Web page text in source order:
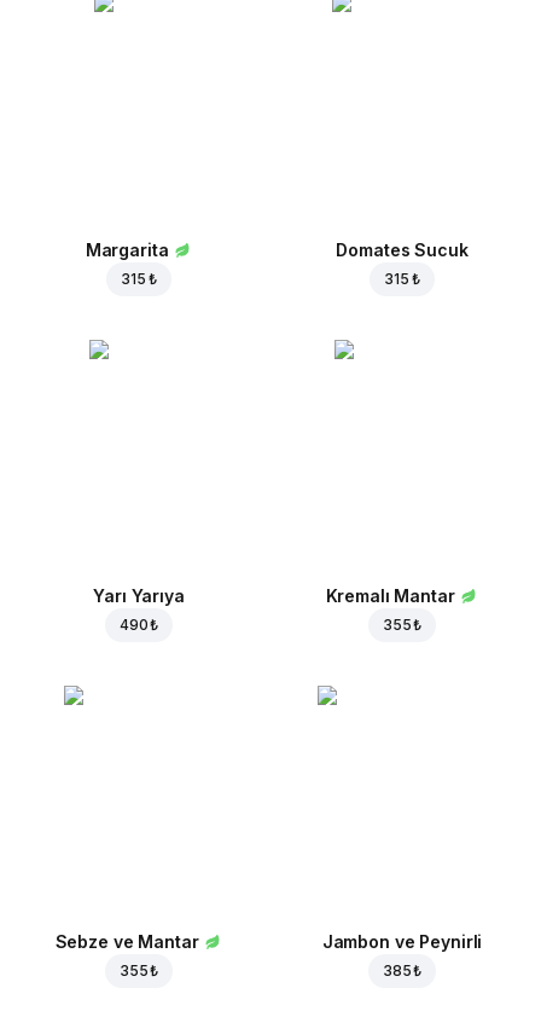
Margarita
315 ₺
Domates Sucuk
315 ₺
Yarı Yarıya
490 ₺
Kremalı Mantar
355 ₺
Sebze ve Mantar
355 ₺
Jambon ve Peynirli
385 ₺